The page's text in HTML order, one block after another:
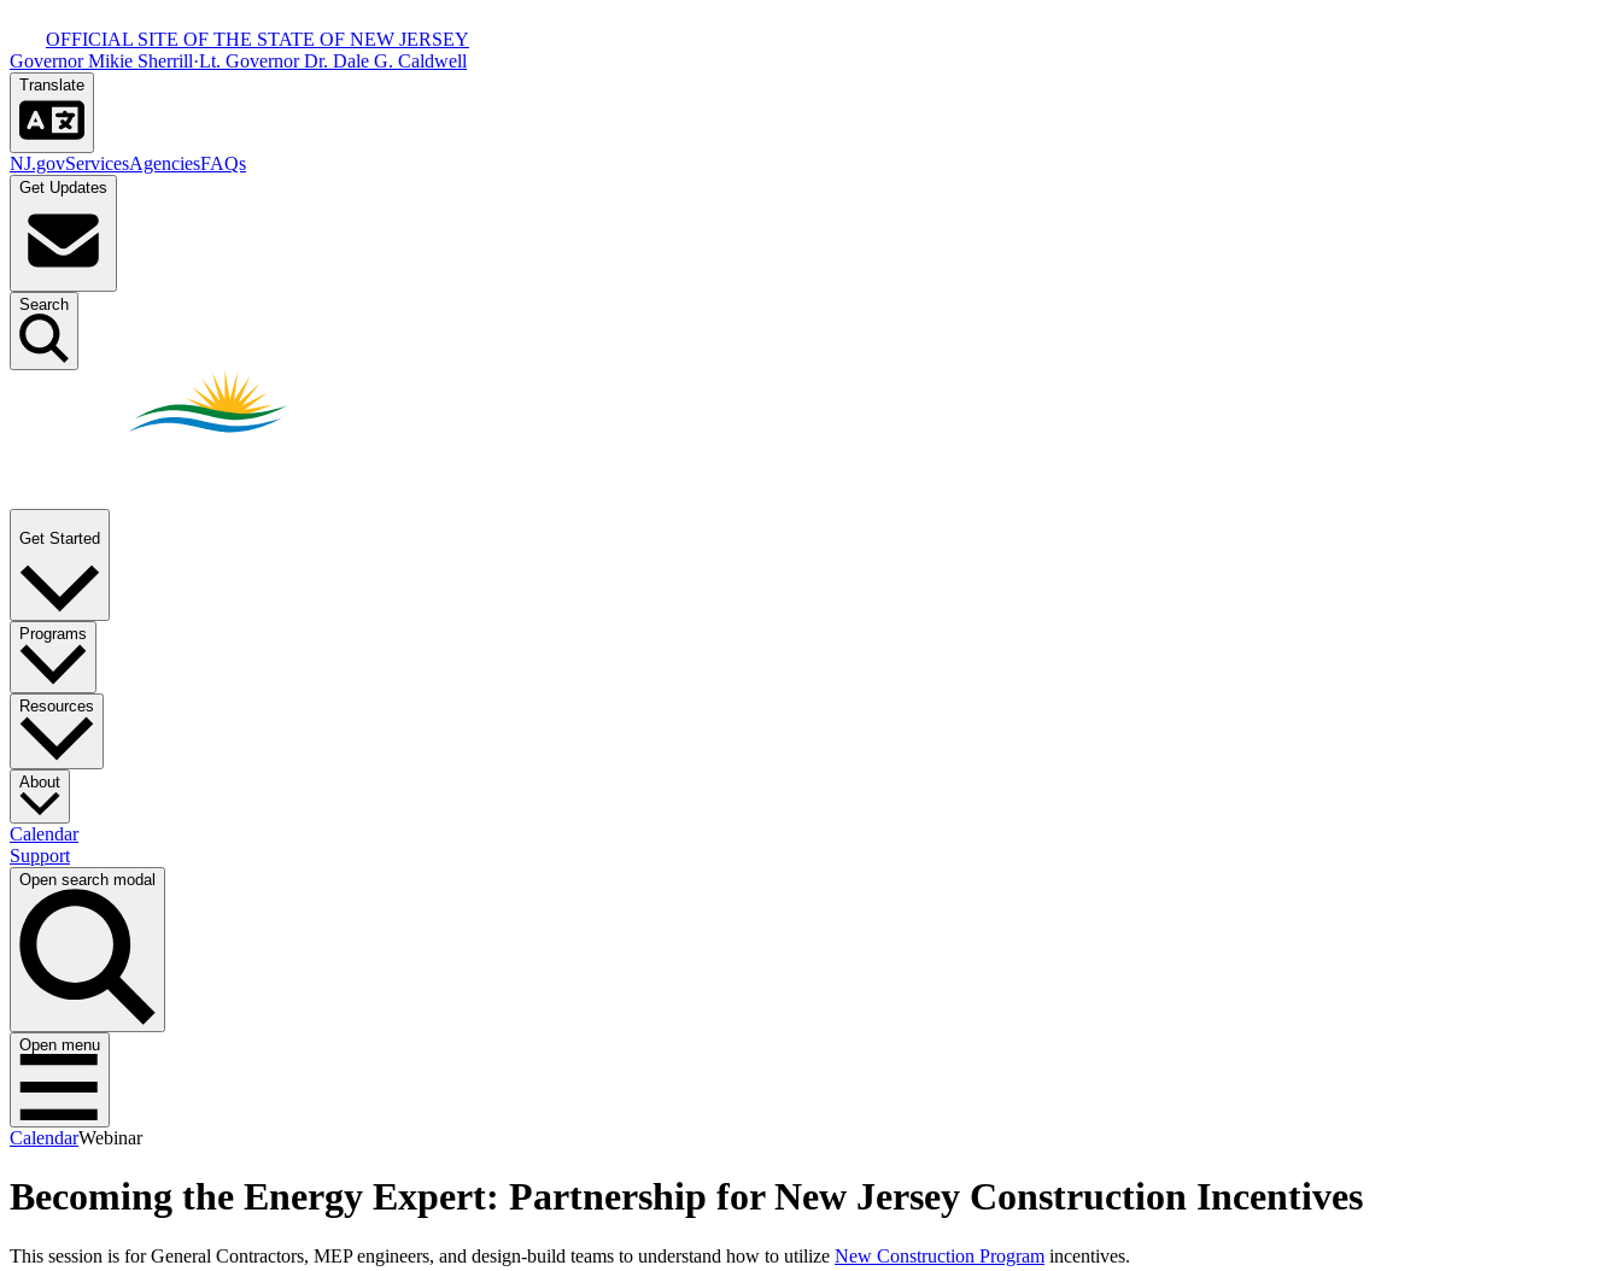
OFFICIAL SITE OF THE STATE OF NEW JERSEY​​​​‌ ‍ ​‍​‍‌‍ ‌ ​‍‌‍‍‌‌‍‌ ‌‍‍‌‌‍ ‍​‍​‍​ ‍‍​‍​‍‌ ​ ‌‍​‌‌‍ ‍‌‍‍‌‌ ‌​‌ ‍‌​‍ ‍‌‍‍‌‌‍ ​‍​‍​‍ ​​‍​‍‌‍‍​‌ ​‍‌‍‌‌‌‍‌‍​‍​‍​ ‍‍​‍​‍‌‍‍​‌ ‌​‌ ‌​‌ ​​​ ‍‍​‍ ​‍ ‌‍ ​‌‍ ‌‍​ ‌‍​‌‌‍ ​‌‍‍​‌‍ ‌ ​ ‌ ‌​​ ‍‍​ ​ ​ ​ ​ ​ ​ ​ ​‍ ‌‍‍‌‌‍ ‍‌ ‌​‌‍‌‌‌‍ ‍‌ ‌​​‍ ‌‍‌‌‌‍‌​‌‍‍‌‌ ‌​​‍ ‌‍ ‌‌‍ ‌‍‌​‌‍‌‌​ ‌‌ ​​‌ ​‍‌‍‌‌‌ ​ ‌‍‌‌‌‍ ‍‌ ‌​‌‍​‌‌ ‌​‌‍‍‌‌‍ ‌‍ ‍​ ‍ ‌‍‍‌‌‍‌​​ ‌‌‍ ‍‌‍‍‍‌​‌ ‌‍ ‌ ‌‍‌​ ​‌‍​‌‌ ‍‌‌‍ ‌ ‌‌‌ ‌​​ ‍ ‌ ‌​‌ ‍‌‌ ​​‌‍‌‌​ ‌‌‍ ‍‌‍‍‍‌‍ ​‌‍​‌‌ ‍‌‌‍ ‌ ‌‌‌ ‌​​ ‍ ‌ ​​‌‍​‌‌ ‌​‌‍‍​​ ‌‌‍‍​‌‍‌‌‌‍​‌‌‍‌​‌‍‌‌‌ ​‍​‍ ‍‌ ​ ‌‍‌‌‌‍​‌‌‍ ​​‍ ‍‌ ‌​‌‍‌‌‌ ‍​‌ ‌​​ ‌‍​‍‌‍​‌‌ ​ ‌‍‌‌‌‌‌‌‌ ​‍‌‍ ​​ ‌‌‍‍​‌ ‌​‌ ‌​‌ ​​​‍‌‌​ ​ ‌​​‌​‍‌‌​ ​‍‌​‌‍​‍‌‌​ ​‍‌​‌‍‌‍ ​‌‍ ‌‍​ ‌‍​‌‌‍ ​‌‍‍​‌‍ ‌ ​ ‌ ‌​​‍‌‌​ ​ ‌​​‌​ ​ ​ ​ ​ ​ ​ ​ ​‍‌‍‌‍‍‌‌‍‌​​ ‌‌‍ ‍‌‍‍‍‌​‌ ‌‍ ‌ ‌‍‌​ ​‌‍​‌‌ ‍‌‌‍ ‌ ‌‌‌ ‌​​‍‌‍‌ ‌​‌ ‍‌‌ ​​‌‍‌‌​ ‌‌‍ ‍‌‍‍‍‌‍ ​‌‍​‌‌ ‍‌‌‍ ‌ ‌‌‌ ‌​​‍‌‍‌ ​​‌‍​‌‌ ‌​‌‍‍​​ ‌‌‍‍​‌‍‌‌‌‍​‌‌‍‌​‌‍‌‌‌ ​‍​‍ ‍‌ ​ ‌‍‌‌‌‍​‌‌‍ ​​‍ ‍‌ ‌​‌‍‌‌‌ ‍​‌ ‌​​‍‌‍‌ ​​‌‍‌‌‌ ​‍‌ ​ ‌ ​​‌‍‌‌‌‍​ ‌ ‌​‌‍‍‌‌ ‌‍‌‍‌‌​ ‌‌ ​​‌ ‌‌‌‍​‍‌‍ ​‌‍‍‌‌ ​ ‌‍‍​‌‍‌‌‌‍‌​​‍​‍‌ ‌
Governor Mikie Sherrill​​​​‌ ‍ ​‍​‍‌‍ ‌ ​‍‌‍‍‌‌‍‌ ‌‍‍‌‌‍ ‍​‍​‍​ ‍‍​‍​‍‌ ​ ‌‍​‌‌‍ ‍‌‍‍‌‌ ‌​‌ ‍‌​‍ ‍‌‍‍‌‌‍ ​‍​‍​‍ ​​‍​‍‌‍‍​‌ ​‍‌‍‌‌‌‍‌‍​‍​‍​ ‍‍​‍​‍‌‍‍​‌ ‌​‌ ‌​‌ ​​​ ‍‍​‍ ​‍ ‌‍ ​‌‍ ‌‍​ ‌‍​‌‌‍ ​‌‍‍​‌‍ ‌ ​ ‌ ‌​​ ‍‍​ ​ ​ ​ ​ ​ ​ ​ ​‍ ‌‍‍‌‌‍ ‍‌ ‌​‌‍‌‌‌‍ ‍‌ ‌​​‍ ‌‍‌‌‌‍‌​‌‍‍‌‌ ‌​​‍ ‌‍ ‌‌‍ ‌‍‌​‌‍‌‌​ ‌‌ ​​‌ ​‍‌‍‌‌‌ ​ ‌‍‌‌‌‍ ‍‌ ‌​‌‍​‌‌ ‌​‌‍‍‌‌‍ ‌‍ ‍​ ‍ ‌‍‍‌‌‍‌​​ ‌‌‍ ‍‌‍‍‍‌​‌ ‌‍ ‌ ‌‍‌​ ​‌‍​‌‌ ‍‌‌‍ ‌ ‌‌‌ ‌​​ ‍ ‌ ‌​‌ ‍‌‌ ​​‌‍‌‌​ ‌‌‍ ‍‌‍‍‍‌‍ ​‌‍​‌‌ ‍‌‌‍ ‌ ‌‌‌ ‌​​ ‍ ‌ ​​‌‍​‌‌ ‌​‌‍‍​​ ‌‌‍‍​‌‍‌‌‌‍​‌‌‍‌​‌‍‌‌‌ ​‍​‍ ‍‌‍ ​‌‍‌‌‌‍​‌‌‍‌​‌‍‌‌‌ ​‍‌ ​ ​‍ ‍‌‍‌ ‌‍ ‌ ‌‍‌‍‌‌‌ ​‍‌‍ ‍‌‍ ‌ ​‍​ ‌‍​‍‌‍​‌‌ ​ ‌‍‌‌‌‌‌‌‌ ​‍‌‍ ​​ ‌‌‍‍​‌ ‌​‌ ‌​‌ ​​​‍‌‌​ ​ ‌​​‌​‍‌‌​ ​‍‌​‌‍​‍‌‌​ ​‍‌​‌‍‌‍ ​‌‍ ‌‍​ ‌‍​‌‌‍ ​‌‍‍​‌‍ ‌ ​ ‌ ‌​​‍‌‌​ ​ ‌​​‌​ ​ ​ ​ ​ ​ ​ ​ ​‍‌‍‌‍‍‌‌‍‌​​ ‌‌‍ ‍‌‍‍‍‌​‌ ‌‍ ‌ ‌‍‌​ ​‌‍​‌‌ ‍‌‌‍ ‌ ‌‌‌ ‌​​‍‌‍‌ ‌​‌ ‍‌‌ ​​‌‍‌‌​ ‌‌‍ ‍‌‍‍‍‌‍ ​‌‍​‌‌ ‍‌‌‍ ‌ ‌‌‌ ‌​​‍‌‍‌ ​​‌‍​‌‌ ‌​‌‍‍​​ ‌‌‍‍​‌‍‌‌‌‍​‌‌‍‌​‌‍‌‌‌ ​‍​‍ ‍‌‍ ​‌‍‌‌‌‍​‌‌‍‌​‌‍‌‌‌ ​‍‌ ​ ​‍ ‍‌‍‌ ‌‍ ‌ ‌‍‌‍‌‌‌ ​‍‌‍ ‍‌‍ ‌ ​‍​‍‌‍‌ ​​‌‍‌‌‌ ​‍‌ ​ ‌ ​​‌‍‌‌‌‍​ ‌ ‌​‌‍‍‌‌ ‌‍‌‍‌‌​ ‌‌ ​​‌ ‌‌‌‍​‍‌‍ ​‌‍‍‌‌ ​ ‌‍‍​‌‍‌‌‌‍‌​​‍​‍‌ ‌·Lt. Governor Dr. Dale G. Caldwell​​​​‌ ‍ ​‍​‍‌‍ ‌ ​‍‌‍‍‌‌‍‌ ‌‍‍‌‌‍ ‍​‍​‍​ ‍‍​‍​‍‌ ​ ‌‍​‌‌‍ ‍‌‍‍‌‌ ‌​‌ ‍‌​‍ ‍‌‍‍‌‌‍ ​‍​‍​‍ ​​‍​‍‌‍‍​‌ ​‍‌‍‌‌‌‍‌‍​‍​‍​ ‍‍​‍​‍‌‍‍​‌ ‌​‌ ‌​‌ ​​​ ‍‍​‍ ​‍ ‌‍ ​‌‍ ‌‍​ ‌‍​‌‌‍ ​‌‍‍​‌‍ ‌ ​ ‌ ‌​​ ‍‍​ ​ ​ ​ ​ ​ ​ ​ ​‍ ‌‍‍‌‌‍ ‍‌ ‌​‌‍‌‌‌‍ ‍‌ ‌​​‍ ‌‍‌‌‌‍‌​‌‍‍‌‌ ‌​​‍ ‌‍ ‌‌‍ ‌‍‌​‌‍‌‌​ ‌‌ ​​‌ ​‍‌‍‌‌‌ ​ ‌‍‌‌‌‍ ‍‌ ‌​‌‍​‌‌ ‌​‌‍‍‌‌‍ ‌‍ ‍​ ‍ ‌‍‍‌‌‍‌​​ ‌‌‍ ‍‌‍‍‍‌​‌ ‌‍ ‌ ‌‍‌​ ​‌‍​‌‌ ‍‌‌‍ ‌ ‌‌‌ ‌​​ ‍ ‌ ‌​‌ ‍‌‌ ​​‌‍‌‌​ ‌‌‍ ‍‌‍‍‍‌‍ ​‌‍​‌‌ ‍‌‌‍ ‌ ‌‌‌ ‌​​ ‍ ‌ ​​‌‍​‌‌ ‌​‌‍‍​​ ‌‌‍‍​‌‍‌‌‌‍​‌‌‍‌​‌‍‌‌‌ ​‍​‍ ‍‌‍ ​‌‍‌‌‌‍​‌‌‍‌​‌‍‌‌‌ ​‍‌ ​ ​‍ ‍‌‍ ​‌ ‌​‌​‌ ‌‍ ‌ ‌‍‌‍‌‌‌ ​‍‌‍ ‍‌‍ ‌ ​‍​ ‌‍​‍‌‍​‌‌ ​ ‌‍‌‌‌‌‌‌‌ ​‍‌‍ ​​ ‌‌‍‍​‌ ‌​‌ ‌​‌ ​​​‍‌‌​ ​ ‌​​‌​‍‌‌​ ​‍‌​‌‍​‍‌‌​ ​‍‌​‌‍‌‍ ​‌‍ ‌‍​ ‌‍​‌‌‍ ​‌‍‍​‌‍ ‌ ​ ‌ ‌​​‍‌‌​ ​ ‌​​‌​ ​ ​ ​ ​ ​ ​ ​ ​‍‌‍‌‍‍‌‌‍‌​​ ‌‌‍ ‍‌‍‍‍‌​‌ ‌‍ ‌ ‌‍‌​ ​‌‍​‌‌ ‍‌‌‍ ‌ ‌‌‌ ‌​​‍‌‍‌ ‌​‌ ‍‌‌ ​​‌‍‌‌​ ‌‌‍ ‍‌‍‍‍‌‍ ​‌‍​‌‌ ‍‌‌‍ ‌ ‌‌‌ ‌​​‍‌‍‌ ​​‌‍​‌‌ ‌​‌‍‍​​ ‌‌‍‍​‌‍‌‌‌‍​‌‌‍‌​‌‍‌‌‌ ​‍​‍ ‍‌‍ ​‌‍‌‌‌‍​‌‌‍‌​‌‍‌‌‌ ​‍‌ ​ ​‍ ‍‌‍ ​‌ ‌​‌​‌ ‌‍ ‌ ‌‍‌‍‌‌‌ ​‍‌‍ ‍‌‍ ‌ ​‍​‍‌‍‌ ​​‌‍‌‌‌ ​‍‌ ​ ‌ ​​‌‍‌‌‌‍​ ‌ ‌​‌‍‍‌‌ ‌‍‌‍‌‌​ ‌‌ ​​‌ ‌‌‌‍​‍‌‍ ​‌‍‍‌‌ ​ ‌‍‍​‌‍‌‌‌‍‌​​‍​‍‌ ‌
Translate​​​​‌ ‍ ​‍​‍‌‍ ‌ ​‍‌‍‍‌‌‍‌ ‌‍‍‌‌‍ ‍​‍​‍​ ‍‍​‍​‍‌ ​ ‌‍​‌‌‍ ‍‌‍‍‌‌ ‌​‌ ‍‌​‍ ‍‌‍‍‌‌‍ ​‍​‍​‍ ​​‍​‍‌‍‍​‌ ​‍‌‍‌‌‌‍‌‍​‍​‍​ ‍‍​‍​‍‌‍‍​‌ ‌​‌ ‌​‌ ​​​ ‍‍​‍ ​‍ ‌‍ ​‌‍ ‌‍​ ‌‍​‌‌‍ ​‌‍‍​‌‍ ‌ ​ ‌ ‌​​ ‍‍​ ​ ​ ​ ​ ​ ​ ​ ​‍ ‌‍‍‌‌‍ ‍‌ ‌​‌‍‌‌‌‍ ‍‌ ‌​​‍ ‌‍‌‌‌‍‌​‌‍‍‌‌ ‌​​‍ ‌‍ ‌‌‍ ‌‍‌​‌‍‌‌​ ‌‌ ​​‌ ​‍‌‍‌‌‌ ​ ‌‍‌‌‌‍ ‍‌ ‌​‌‍​‌‌ ‌​‌‍‍‌‌‍ ‌‍ ‍​ ‍ ‌‍‍‌‌‍‌​​ ‌‌‍ ‍‌‍‍‍‌​‌ ‌‍ ‌ ‌‍‌​ ​‌‍​‌‌ ‍‌‌‍ ‌ ‌‌‌ ‌​​ ‍ ‌ ‌​‌ ‍‌‌ ​​‌‍‌‌​ ‌‌‍ ‍‌‍‍‍‌‍ ​‌‍​‌‌ ‍‌‌‍ ‌ ‌‌‌ ‌​​ ‍ ‌ ​​‌‍​‌‌ ‌​‌‍‍​​ ‌‌‍‍​‌‍‌‌‌‍​‌‌‍‌​‌‍‌‌‌ ​‍​‍ ‍‌ ‌​‌ ​‍‌‍​‌‌‍ ‍‌ ​ ‌‍ ​‌‍​‌‌ ‌​‌‍‍‌‌‍ ‌‍ ‍‌ ​ ​‍ ‍‌‍​‍‌ ‌​‌‍ ‍​ ‌‍​‍‌‍​‌‌ ​ ‌‍‌‌‌‌‌‌‌ ​‍‌‍ ​​ ‌‌‍‍​‌ ‌​‌ ‌​‌ ​​​‍‌‌​ ​ ‌​​‌​‍‌‌​ ​‍‌​‌‍​‍‌‌​ ​‍‌​‌‍‌‍ ​‌‍ ‌‍​ ‌‍​‌‌‍ ​‌‍‍​‌‍ ‌ ​ ‌ ‌​​‍‌‌​ ​ ‌​​‌​ ​ ​ ​ ​ ​ ​ ​ ​‍‌‍‌‍‍‌‌‍‌​​ ‌‌‍ ‍‌‍‍‍‌​‌ ‌‍ ‌ ‌‍‌​ ​‌‍​‌‌ ‍‌‌‍ ‌ ‌‌‌ ‌​​‍‌‍‌ ‌​‌ ‍‌‌ ​​‌‍‌‌​ ‌‌‍ ‍‌‍‍‍‌‍ ​‌‍​‌‌ ‍‌‌‍ ‌ ‌‌‌ ‌​​‍‌‍‌ ​​‌‍​‌‌ ‌​‌‍‍​​ ‌‌‍‍​‌‍‌‌‌‍​‌‌‍‌​‌‍‌‌‌ ​‍​‍ ‍‌ ‌​‌ ​‍‌‍​‌‌‍ ‍‌ ​ ‌‍ ​‌‍​‌‌ ‌​‌‍‍‌‌‍ ‌‍ ‍‌ ​ ​‍ ‍‌‍​‍‌ ‌​‌‍ ‍​‍‌‍‌ ​​‌‍‌‌‌ ​‍‌ ​ ‌ ​​‌‍‌‌‌‍​ ‌ ‌​‌‍‍‌‌ ‌‍‌‍‌‌​ ‌‌ ​​‌ ‌‌‌‍​‍‌‍ ​‌‍‍‌‌ ​ ‌‍‍​‌‍‌‌‌‍‌​​‍​‍‌ ‌
NJ.gov​​​​‌ ‍ ​‍​‍‌‍ ‌ ​‍‌‍‍‌‌‍‌ ‌‍‍‌‌‍ ‍​‍​‍​ ‍‍​‍​‍‌ ​ ‌‍​‌‌‍ ‍‌‍‍‌‌ ‌​‌ ‍‌​‍ ‍‌‍‍‌‌‍ ​‍​‍​‍ ​​‍​‍‌‍‍​‌ ​‍‌‍‌‌‌‍‌‍​‍​‍​ ‍‍​‍​‍‌‍‍​‌ ‌​‌ ‌​‌ ​​​ ‍‍​‍ ​‍ ‌‍ ​‌‍ ‌‍​ ‌‍​‌‌‍ ​‌‍‍​‌‍ ‌ ​ ‌ ‌​​ ‍‍​ ​ ​ ​ ​ ​ ​ ​ ​‍ ‌‍‍‌‌‍ ‍‌ ‌​‌‍‌‌‌‍ ‍‌ ‌​​‍ ‌‍‌‌‌‍‌​‌‍‍‌‌ ‌​​‍ ‌‍ ‌‌‍ ‌‍‌​‌‍‌‌​ ‌‌ ​​‌ ​‍‌‍‌‌‌ ​ ‌‍‌‌‌‍ ‍‌ ‌​‌‍​‌‌ ‌​‌‍‍‌‌‍ ‌‍ ‍​ ‍ ‌‍‍‌‌‍‌​​ ‌‌‍ ‍‌‍‍‍‌​‌ ‌‍ ‌ ‌‍‌​ ​‌‍​‌‌ ‍‌‌‍ ‌ ‌‌‌ ‌​​ ‍ ‌ ‌​‌ ‍‌‌ ​​‌‍‌‌​ ‌‌‍ ‍‌‍‍‍‌‍ ​‌‍​‌‌ ‍‌‌‍ ‌ ‌‌‌ ‌​​ ‍ ‌ ​​‌‍​‌‌ ‌​‌‍‍​​ ‌‌‍‍​‌‍‌‌‌‍​‌‌‍‌​‌‍‌‌‌ ​‍​‍ ‍‌‍ ​‌‍‍‌‌‍ ‍‌‍‍ ‌ ​ ​‍‌‌​ ‌‌‌​​‍‌‌ ‌‍‍ ‌‍‌‌‌ ‍‌​‍‌‌​ ​ ‌​‌​​‍‌‌​ ​ ‌​‌​​‍‌‌​ ​‍​ ​‍​ ​‍‌‍‌‍‌‍​ ‌‍​ ​ ​ ‌‍​‍​ ‍​‌‍‌‌​ ​​​ ​ ‌‍​‍​ ​​​‍‌‌​ ​‍​ ​‍​‍‌‌​ ‌‌‌​‌​​‍ ‍‌ ‌​‌‍‌‌‌ ‍​‌ ‌​​ ‌‍​‍‌‍​‌‌ ​ ‌‍‌‌‌‌‌‌‌ ​‍‌‍ ​​ ‌‌‍‍​‌ ‌​‌ ‌​‌ ​​​‍‌‌​ ​ ‌​​‌​‍‌‌​ ​‍‌​‌‍​‍‌‌​ ​‍‌​‌‍‌‍ ​‌‍ ‌‍​ ‌‍​‌‌‍ ​‌‍‍​‌‍ ‌ ​ ‌ ‌​​‍‌‌​ ​ ‌​​‌​ ​ ​ ​ ​ ​ ​ ​ ​‍‌‍‌‍‍‌‌‍‌​​ ‌‌‍ ‍‌‍‍‍‌​‌ ‌‍ ‌ ‌‍‌​ ​‌‍​‌‌ ‍‌‌‍ ‌ ‌‌‌ ‌​​‍‌‍‌ ‌​‌ ‍‌‌ ​​‌‍‌‌​ ‌‌‍ ‍‌‍‍‍‌‍ ​‌‍​‌‌ ‍‌‌‍ ‌ ‌‌‌ ‌​​‍‌‍‌ ​​‌‍​‌‌ ‌​‌‍‍​​ ‌‌‍‍​‌‍‌‌‌‍​‌‌‍‌​‌‍‌‌‌ ​‍​‍ ‍‌‍ ​‌‍‍‌‌‍ ‍‌‍‍ ‌ ​ ​‍‌‌​ ‌‌‌​​‍‌‌ ‌‍‍ ‌‍‌‌‌ ‍‌​‍‌‌​ ​ ‌​‌​​‍‌‌​ ​ ‌​‌​​‍‌‌​ ​‍​ ​‍​ ​‍‌‍‌‍‌‍​ ‌‍​ ​ ​ ‌‍​‍​ ‍​‌‍‌‌​ ​​​ ​ ‌‍​‍​ ​​​‍‌‌​ ​‍​ ​‍​‍‌‌​ ‌‌‌​‌​​‍ ‍‌ ‌​‌‍‌‌‌ ‍​‌ ‌​​‍‌‍‌ ​​‌‍‌‌‌ ​‍‌ ​ ‌ ​​‌‍‌‌‌‍​ ‌ ‌​‌‍‍‌‌ ‌‍‌‍‌‌​ ‌‌ ​​‌ ‌‌‌‍​‍‌‍ ​‌‍‍‌‌ ​ ‌‍‍​‌‍‌‌‌‍‌​​‍​‍‌ ‌Services​​​​‌ ‍ ​‍​‍‌‍ ‌ ​‍‌‍‍‌‌‍‌ ‌‍‍‌‌‍ ‍​‍​‍​ ‍‍​‍​‍‌ ​ ‌‍​‌‌‍ ‍‌‍‍‌‌ ‌​‌ ‍‌​‍ ‍‌‍‍‌‌‍ ​‍​‍​‍ ​​‍​‍‌‍‍​‌ ​‍‌‍‌‌‌‍‌‍​‍​‍​ ‍‍​‍​‍‌‍‍​‌ ‌​‌ ‌​‌ ​​​ ‍‍​‍ ​‍ ‌‍ ​‌‍ ‌‍​ ‌‍​‌‌‍ ​‌‍‍​‌‍ ‌ ​ ‌ ‌​​ ‍‍​ ​ ​ ​ ​ ​ ​ ​ ​‍ ‌‍‍‌‌‍ ‍‌ ‌​‌‍‌‌‌‍ ‍‌ ‌​​‍ ‌‍‌‌‌‍‌​‌‍‍‌‌ ‌​​‍ ‌‍ ‌‌‍ ‌‍‌​‌‍‌‌​ ‌‌ ​​‌ ​‍‌‍‌‌‌ ​ ‌‍‌‌‌‍ ‍‌ ‌​‌‍​‌‌ ‌​‌‍‍‌‌‍ ‌‍ ‍​ ‍ ‌‍‍‌‌‍‌​​ ‌‌‍ ‍‌‍‍‍‌​‌ ‌‍ ‌ ‌‍‌​ ​‌‍​‌‌ ‍‌‌‍ ‌ ‌‌‌ ‌​​ ‍ ‌ ‌​‌ ‍‌‌ ​​‌‍‌‌​ ‌‌‍ ‍‌‍‍‍‌‍ ​‌‍​‌‌ ‍‌‌‍ ‌ ‌‌‌ ‌​​ ‍ ‌ ​​‌‍​‌‌ ‌​‌‍‍​​ ‌‌‍‍​‌‍‌‌‌‍​‌‌‍‌​‌‍‌‌‌ ​‍​‍ ‍‌‍ ​‌‍‍‌‌‍ ‍‌‍‍ ‌ ​ ​‍‌‌​ ‌‌‌​​‍‌‌ ‌‍‍ ‌‍‌‌‌ ‍‌​‍‌‌​ ​ ‌​‌​​‍‌‌​ ​ ‌​‌​​‍‌‌​ ​‍​ ​‍​ ​‍​ ‍​​ ‌ ​ ‍‌​ ​‍‌‍​ ‌‍​ ‌‍‌‍​ ​ ​ ‌ ​ ‌​​ ‌​​‍‌‌​ ​‍​ ​‍​‍‌‌​ ‌‌‌​‌​​‍ ‍‌ ‌​‌‍‌‌‌ ‍​‌ ‌​​ ‌‍​‍‌‍​‌‌ ​ ‌‍‌‌‌‌‌‌‌ ​‍‌‍ ​​ ‌‌‍‍​‌ ‌​‌ ‌​‌ ​​​‍‌‌​ ​ ‌​​‌​‍‌‌​ ​‍‌​‌‍​‍‌‌​ ​‍‌​‌‍‌‍ ​‌‍ ‌‍​ ‌‍​‌‌‍ ​‌‍‍​‌‍ ‌ ​ ‌ ‌​​‍‌‌​ ​ ‌​​‌​ ​ ​ ​ ​ ​ ​ ​ ​‍‌‍‌‍‍‌‌‍‌​​ ‌‌‍ ‍‌‍‍‍‌​‌ ‌‍ ‌ ‌‍‌​ ​‌‍​‌‌ ‍‌‌‍ ‌ ‌‌‌ ‌​​‍‌‍‌ ‌​‌ ‍‌‌ ​​‌‍‌‌​ ‌‌‍ ‍‌‍‍‍‌‍ ​‌‍​‌‌ ‍‌‌‍ ‌ ‌‌‌ ‌​​‍‌‍‌ ​​‌‍​‌‌ ‌​‌‍‍​​ ‌‌‍‍​‌‍‌‌‌‍​‌‌‍‌​‌‍‌‌‌ ​‍​‍ ‍‌‍ ​‌‍‍‌‌‍ ‍‌‍‍ ‌ ​ ​‍‌‌​ ‌‌‌​​‍‌‌ ‌‍‍ ‌‍‌‌‌ ‍‌​‍‌‌​ ​ ‌​‌​​‍‌‌​ ​ ‌​‌​​‍‌‌​ ​‍​ ​‍​ ​‍​ ‍​​ ‌ ​ ‍‌​ ​‍‌‍​ ‌‍​ ‌‍‌‍​ ​ ​ ‌ ​ ‌​​ ‌​​‍‌‌​ ​‍​ ​‍​‍‌‌​ ‌‌‌​‌​​‍ ‍‌ ‌​‌‍‌‌‌ ‍​‌ ‌​​‍‌‍‌ ​​‌‍‌‌‌ ​‍‌ ​ ‌ ​​‌‍‌‌‌‍​ ‌ ‌​‌‍‍‌‌ ‌‍‌‍‌‌​ ‌‌ ​​‌ ‌‌‌‍​‍‌‍ ​‌‍‍‌‌ ​ ‌‍‍​‌‍‌‌‌‍‌​​‍​‍‌ ‌Agencies​​​​‌ ‍ ​‍​‍‌‍ ‌ ​‍‌‍‍‌‌‍‌ ‌‍‍‌‌‍ ‍​‍​‍​ ‍‍​‍​‍‌ ​ ‌‍​‌‌‍ ‍‌‍‍‌‌ ‌​‌ ‍‌​‍ ‍‌‍‍‌‌‍ ​‍​‍​‍ ​​‍​‍‌‍‍​‌ ​‍‌‍‌‌‌‍‌‍​‍​‍​ ‍‍​‍​‍‌‍‍​‌ ‌​‌ ‌​‌ ​​​ ‍‍​‍ ​‍ ‌‍ ​‌‍ ‌‍​ ‌‍​‌‌‍ ​‌‍‍​‌‍ ‌ ​ ‌ ‌​​ ‍‍​ ​ ​ ​ ​ ​ ​ ​ ​‍ ‌‍‍‌‌‍ ‍‌ ‌​‌‍‌‌‌‍ ‍‌ ‌​​‍ ‌‍‌‌‌‍‌​‌‍‍‌‌ ‌​​‍ ‌‍ ‌‌‍ ‌‍‌​‌‍‌‌​ ‌‌ ​​‌ ​‍‌‍‌‌‌ ​ ‌‍‌‌‌‍ ‍‌ ‌​‌‍​‌‌ ‌​‌‍‍‌‌‍ ‌‍ ‍​ ‍ ‌‍‍‌‌‍‌​​ ‌‌‍ ‍‌‍‍‍‌​‌ ‌‍ ‌ ‌‍‌​ ​‌‍​‌‌ ‍‌‌‍ ‌ ‌‌‌ ‌​​ ‍ ‌ ‌​‌ ‍‌‌ ​​‌‍‌‌​ ‌‌‍ ‍‌‍‍‍‌‍ ​‌‍​‌‌ ‍‌‌‍ ‌ ‌‌‌ ‌​​ ‍ ‌ ​​‌‍​‌‌ ‌​‌‍‍​​ ‌‌‍‍​‌‍‌‌‌‍​‌‌‍‌​‌‍‌‌‌ ​‍​‍ ‍‌‍ ​‌‍‍‌‌‍ ‍‌‍‍ ‌ ​ ​‍‌‌​ ‌‌‌​​‍‌‌ ‌‍‍ ‌‍‌‌‌ ‍‌​‍‌‌​ ​ ‌​‌​​‍‌‌​ ​ ‌​‌​​‍‌‌​ ​‍​ ​‍​ ‌ ‌‍‌​​ ​‌‌‍‌‍​ ​ ​ ​​‌‍​ ‌‍​‍​ ‌ ‌‍‌​​ ‍​​ ​ ​‍‌‌​ ​‍​ ​‍​‍‌‌​ ‌‌‌​‌​​‍ ‍‌ ‌​‌‍‌‌‌ ‍​‌ ‌​​ ‌‍​‍‌‍​‌‌ ​ ‌‍‌‌‌‌‌‌‌ ​‍‌‍ ​​ ‌‌‍‍​‌ ‌​‌ ‌​‌ ​​​‍‌‌​ ​ ‌​​‌​‍‌‌​ ​‍‌​‌‍​‍‌‌​ ​‍‌​‌‍‌‍ ​‌‍ ‌‍​ ‌‍​‌‌‍ ​‌‍‍​‌‍ ‌ ​ ‌ ‌​​‍‌‌​ ​ ‌​​‌​ ​ ​ ​ ​ ​ ​ ​ ​‍‌‍‌‍‍‌‌‍‌​​ ‌‌‍ ‍‌‍‍‍‌​‌ ‌‍ ‌ ‌‍‌​ ​‌‍​‌‌ ‍‌‌‍ ‌ ‌‌‌ ‌​​‍‌‍‌ ‌​‌ ‍‌‌ ​​‌‍‌‌​ ‌‌‍ ‍‌‍‍‍‌‍ ​‌‍​‌‌ ‍‌‌‍ ‌ ‌‌‌ ‌​​‍‌‍‌ ​​‌‍​‌‌ ‌​‌‍‍​​ ‌‌‍‍​‌‍‌‌‌‍​‌‌‍‌​‌‍‌‌‌ ​‍​‍ ‍‌‍ ​‌‍‍‌‌‍ ‍‌‍‍ ‌ ​ ​‍‌‌​ ‌‌‌​​‍‌‌ ‌‍‍ ‌‍‌‌‌ ‍‌​‍‌‌​ ​ ‌​‌​​‍‌‌​ ​ ‌​‌​​‍‌‌​ ​‍​ ​‍​ ‌ ‌‍‌​​ ​‌‌‍‌‍​ ​ ​ ​​‌‍​ ‌‍​‍​ ‌ ‌‍‌​​ ‍​​ ​ ​‍‌‌​ ​‍​ ​‍​‍‌‌​ ‌‌‌​‌​​‍ ‍‌ ‌​‌‍‌‌‌ ‍​‌ ‌​​‍‌‍‌ ​​‌‍‌‌‌ ​‍‌ ​ ‌ ​​‌‍‌‌‌‍​ ‌ ‌​‌‍‍‌‌ ‌‍‌‍‌‌​ ‌‌ ​​‌ ‌‌‌‍​‍‌‍ ​‌‍‍‌‌ ​ ‌‍‍​‌‍‌‌‌‍‌​​‍​‍‌ ‌FAQs​​​​‌ ‍ ​‍​‍‌‍ ‌ ​‍‌‍‍‌‌‍‌ ‌‍‍‌‌‍ ‍​‍​‍​ ‍‍​‍​‍‌ ​ ‌‍​‌‌‍ ‍‌‍‍‌‌ ‌​‌ ‍‌​‍ ‍‌‍‍‌‌‍ ​‍​‍​‍ ​​‍​‍‌‍‍​‌ ​‍‌‍‌‌‌‍‌‍​‍​‍​ ‍‍​‍​‍‌‍‍​‌ ‌​‌ ‌​‌ ​​​ ‍‍​‍ ​‍ ‌‍ ​‌‍ ‌‍​ ‌‍​‌‌‍ ​‌‍‍​‌‍ ‌ ​ ‌ ‌​​ ‍‍​ ​ ​ ​ ​ ​ ​ ​ ​‍ ‌‍‍‌‌‍ ‍‌ ‌​‌‍‌‌‌‍ ‍‌ ‌​​‍ ‌‍‌‌‌‍‌​‌‍‍‌‌ ‌​​‍ ‌‍ ‌‌‍ ‌‍‌​‌‍‌‌​ ‌‌ ​​‌ ​‍‌‍‌‌‌ ​ ‌‍‌‌‌‍ ‍‌ ‌​‌‍​‌‌ ‌​‌‍‍‌‌‍ ‌‍ ‍​ ‍ ‌‍‍‌‌‍‌​​ ‌‌‍ ‍‌‍‍‍‌​‌ ‌‍ ‌ ‌‍‌​ ​‌‍​‌‌ ‍‌‌‍ ‌ ‌‌‌ ‌​​ ‍ ‌ ‌​‌ ‍‌‌ ​​‌‍‌‌​ ‌‌‍ ‍‌‍‍‍‌‍ ​‌‍​‌‌ ‍‌‌‍ ‌ ‌‌‌ ‌​​ ‍ ‌ ​​‌‍​‌‌ ‌​‌‍‍​​ ‌‌‍‍​‌‍‌‌‌‍​‌‌‍‌​‌‍‌‌‌ ​‍​‍ ‍‌‍ ​‌‍‍‌‌‍ ‍‌‍‍ ‌ ​ ​‍‌‌​ ‌‌‌​​‍‌‌ ‌‍‍ ‌‍‌‌‌ ‍‌​‍‌‌​ ​ ‌​‌​​‍‌‌​ ​ ‌​‌​​‍‌‌​ ​‍​ ​‍‌‍​ ​ ‌‍​ ‍​‌‍​ ‌‍​‍​ ​‌​ ​​​ ‌‌‌‍​ ​ ‌‌​ ​‌‌‍​‍​‍‌‌​ ​‍​ ​‍​‍‌‌​ ‌‌‌​‌​​‍ ‍‌ ‌​‌‍‌‌‌ ‍​‌ ‌​​ ‌‍​‍‌‍​‌‌ ​ ‌‍‌‌‌‌‌‌‌ ​‍‌‍ ​​ ‌‌‍‍​‌ ‌​‌ ‌​‌ ​​​‍‌‌​ ​ ‌​​‌​‍‌‌​ ​‍‌​‌‍​‍‌‌​ ​‍‌​‌‍‌‍ ​‌‍ ‌‍​ ‌‍​‌‌‍ ​‌‍‍​‌‍ ‌ ​ ‌ ‌​​‍‌‌​ ​ ‌​​‌​ ​ ​ ​ ​ ​ ​ ​ ​‍‌‍‌‍‍‌‌‍‌​​ ‌‌‍ ‍‌‍‍‍‌​‌ ‌‍ ‌ ‌‍‌​ ​‌‍​‌‌ ‍‌‌‍ ‌ ‌‌‌ ‌​​‍‌‍‌ ‌​‌ ‍‌‌ ​​‌‍‌‌​ ‌‌‍ ‍‌‍‍‍‌‍ ​‌‍​‌‌ ‍‌‌‍ ‌ ‌‌‌ ‌​​‍‌‍‌ ​​‌‍​‌‌ ‌​‌‍‍​​ ‌‌‍‍​‌‍‌‌‌‍​‌‌‍‌​‌‍‌‌‌ ​‍​‍ ‍‌‍ ​‌‍‍‌‌‍ ‍‌‍‍ ‌ ​ ​‍‌‌​ ‌‌‌​​‍‌‌ ‌‍‍ ‌‍‌‌‌ ‍‌​‍‌‌​ ​ ‌​‌​​‍‌‌​ ​ ‌​‌​​‍‌‌​ ​‍​ ​‍‌‍​ ​ ‌‍​ ‍​‌‍​ ‌‍​‍​ ​‌​ ​​​ ‌‌‌‍​ ​ ‌‌​ ​‌‌‍​‍​‍‌‌​ ​‍​ ​‍​‍‌‌​ ‌‌‌​‌​​‍ ‍‌ ‌​‌‍‌‌‌ ‍​‌ ‌​​‍‌‍‌ ​​‌‍‌‌‌ ​‍‌ ​ ‌ ​​‌‍‌‌‌‍​ ‌ ‌​‌‍‍‌‌ ‌‍‌‍‌‌​ ‌‌ ​​‌ ‌‌‌‍​‍‌‍ ​‌‍‍‌‌ ​ ‌‍‍​‌‍‌‌‌‍‌​​‍​‍‌ ‌
Get Updates​​​​‌ ‍ ​‍​‍‌‍ ‌ ​‍‌‍‍‌‌‍‌ ‌‍‍‌‌‍ ‍​‍​‍​ ‍‍​‍​‍‌ ​ ‌‍​‌‌‍ ‍‌‍‍‌‌ ‌​‌ ‍‌​‍ ‍‌‍‍‌‌‍ ​‍​‍​‍ ​​‍​‍‌‍‍​‌ ​‍‌‍‌‌‌‍‌‍​‍​‍​ ‍‍​‍​‍‌‍‍​‌ ‌​‌ ‌​‌ ​​​ ‍‍​‍ ​‍ ‌‍ ​‌‍ ‌‍​ ‌‍​‌‌‍ ​‌‍‍​‌‍ ‌ ​ ‌ ‌​​ ‍‍​ ​ ​ ​ ​ ​ ​ ​ ​‍ ‌‍‍‌‌‍ ‍‌ ‌​‌‍‌‌‌‍ ‍‌ ‌​​‍ ‌‍‌‌‌‍‌​‌‍‍‌‌ ‌​​‍ ‌‍ ‌‌‍ ‌‍‌​‌‍‌‌​ ‌‌ ​​‌ ​‍‌‍‌‌‌ ​ ‌‍‌‌‌‍ ‍‌ ‌​‌‍​‌‌ ‌​‌‍‍‌‌‍ ‌‍ ‍​ ‍ ‌‍‍‌‌‍‌​​ ‌‌‍ ‍‌‍‍‍‌​‌ ‌‍ ‌ ‌‍‌​ ​‌‍​‌‌ ‍‌‌‍ ‌ ‌‌‌ ‌​​ ‍ ‌ ‌​‌ ‍‌‌ ​​‌‍‌‌​ ‌‌‍ ‍‌‍‍‍‌‍ ​‌‍​‌‌ ‍‌‌‍ ‌ ‌‌‌ ‌​​ ‍ ‌ ​​‌‍​‌‌ ‌​‌‍‍​​ ‌‌‍‍​‌‍‌‌‌‍​‌‌‍‌​‌‍‌‌‌ ​‍​‍ ‍‌‍ ‍‌‍‌‌‌ ‌ ‌ ​ ‌‍ ​‌‍‌‌‌ ‌​‌ ‌​‌‍‌‌‌ ​‍​‍ ‍‌‍​‍‌ ‌​‌‍ ‍​ ‌‍​‍‌‍​‌‌ ​ ‌‍‌‌‌‌‌‌‌ ​‍‌‍ ​​ ‌‌‍‍​‌ ‌​‌ ‌​‌ ​​​‍‌‌​ ​ ‌​​‌​‍‌‌​ ​‍‌​‌‍​‍‌‌​ ​‍‌​‌‍‌‍ ​‌‍ ‌‍​ ‌‍​‌‌‍ ​‌‍‍​‌‍ ‌ ​ ‌ ‌​​‍‌‌​ ​ ‌​​‌​ ​ ​ ​ ​ ​ ​ ​ ​‍‌‍‌‍‍‌‌‍‌​​ ‌‌‍ ‍‌‍‍‍‌​‌ ‌‍ ‌ ‌‍‌​ ​‌‍​‌‌ ‍‌‌‍ ‌ ‌‌‌ ‌​​‍‌‍‌ ‌​‌ ‍‌‌ ​​‌‍‌‌​ ‌‌‍ ‍‌‍‍‍‌‍ ​‌‍​‌‌ ‍‌‌‍ ‌ ‌‌‌ ‌​​‍‌‍‌ ​​‌‍​‌‌ ‌​‌‍‍​​ ‌‌‍‍​‌‍‌‌‌‍​‌‌‍‌​‌‍‌‌‌ ​‍​‍ ‍‌‍ ‍‌‍‌‌‌ ‌ ‌ ​ ‌‍ ​‌‍‌‌‌ ‌​‌ ‌​‌‍‌‌‌ ​‍​‍ ‍‌‍​‍‌ ‌​‌‍ ‍​‍‌‍‌ ​​‌‍‌‌‌ ​‍‌ ​ ‌ ​​‌‍‌‌‌‍​ ‌ ‌​‌‍‍‌‌ ‌‍‌‍‌‌​ ‌‌ ​​‌ ‌‌‌‍​‍‌‍ ​‌‍‍‌‌ ​ ‌‍‍​‌‍‌‌‌‍‌​​‍​‍‌ ‌
Search​​​​‌ ‍ ​‍​‍‌‍ ‌ ​‍‌‍‍‌‌‍‌ ‌‍‍‌‌‍ ‍​‍​‍​ ‍‍​‍​‍‌ ​ ‌‍​‌‌‍ ‍‌‍‍‌‌ ‌​‌ ‍‌​‍ ‍‌‍‍‌‌‍ ​‍​‍​‍ ​​‍​‍‌‍‍​‌ ​‍‌‍‌‌‌‍‌‍​‍​‍​ ‍‍​‍​‍‌‍‍​‌ ‌​‌ ‌​‌ ​​​ ‍‍​‍ ​‍ ‌‍ ​‌‍ ‌‍​ ‌‍​‌‌‍ ​‌‍‍​‌‍ ‌ ​ ‌ ‌​​ ‍‍​ ​ ​ ​ ​ ​ ​ ​ ​‍ ‌‍‍‌‌‍ ‍‌ ‌​‌‍‌‌‌‍ ‍‌ ‌​​‍ ‌‍‌‌‌‍‌​‌‍‍‌‌ ‌​​‍ ‌‍ ‌‌‍ ‌‍‌​‌‍‌‌​ ‌‌ ​​‌ ​‍‌‍‌‌‌ ​ ‌‍‌‌‌‍ ‍‌ ‌​‌‍​‌‌ ‌​‌‍‍‌‌‍ ‌‍ ‍​ ‍ ‌‍‍‌‌‍‌​​ ‌‌‍ ‍‌‍‍‍‌​‌ ‌‍ ‌ ‌‍‌​ ​‌‍​‌‌ ‍‌‌‍ ‌ ‌‌‌ ‌​​ ‍ ‌ ‌​‌ ‍‌‌ ​​‌‍‌‌​ ‌‌‍ ‍‌‍‍‍‌‍ ​‌‍​‌‌ ‍‌‌‍ ‌ ‌‌‌ ‌​​ ‍ ‌ ​​‌‍​‌‌ ‌​‌‍‍​​ ‌‌‍‍​‌‍‌‌‌‍​‌‌‍‌​‌‍‌‌‌ ​‍​‍ ‍‌ ​ ‌‍‌‌‌‍​‌‌ ​‍‌‍​ ‌‍‍​​‍ ‍‌‍​‍‌ ‌​‌‍ ‍​ ‌‍​‍‌‍​‌‌ ​ ‌‍‌‌‌‌‌‌‌ ​‍‌‍ ​​ ‌‌‍‍​‌ ‌​‌ ‌​‌ ​​​‍‌‌​ ​ ‌​​‌​‍‌‌​ ​‍‌​‌‍​‍‌‌​ ​‍‌​‌‍‌‍ ​‌‍ ‌‍​ ‌‍​‌‌‍ ​‌‍‍​‌‍ ‌ ​ ‌ ‌​​‍‌‌​ ​ ‌​​‌​ ​ ​ ​ ​ ​ ​ ​ ​‍‌‍‌‍‍‌‌‍‌​​ ‌‌‍ ‍‌‍‍‍‌​‌ ‌‍ ‌ ‌‍‌​ ​‌‍​‌‌ ‍‌‌‍ ‌ ‌‌‌ ‌​​‍‌‍‌ ‌​‌ ‍‌‌ ​​‌‍‌‌​ ‌‌‍ ‍‌‍‍‍‌‍ ​‌‍​‌‌ ‍‌‌‍ ‌ ‌‌‌ ‌​​‍‌‍‌ ​​‌‍​‌‌ ‌​‌‍‍​​ ‌‌‍‍​‌‍‌‌‌‍​‌‌‍‌​‌‍‌‌‌ ​‍​‍ ‍‌ ​ ‌‍‌‌‌‍​‌‌ ​‍‌‍​ ‌‍‍​​‍ ‍‌‍​‍‌ ‌​‌‍ ‍​‍‌‍‌ ​​‌‍‌‌‌ ​‍‌ ​ ‌ ​​‌‍‌‌‌‍​ ‌ ‌​‌‍‍‌‌ ‌‍‌‍‌‌​ ‌‌ ​​‌ ‌‌‌‍​‍‌‍ ​‌‍‍‌‌ ​ ‌‍‍​‌‍‌‌‌‍‌​​‍​‍‌ ‌
Get Started​​​​‌ ‍ ​‍​‍‌‍ ‌ ​‍‌‍‍‌‌‍‌ ‌‍‍‌‌‍ ‍​‍​‍​ ‍‍​‍​‍‌ ​ ‌‍​‌‌‍ ‍‌‍‍‌‌ ‌​‌ ‍‌​‍ ‍‌‍‍‌‌‍ ​‍​‍​‍ ​​‍​‍‌‍‍​‌ ​‍‌‍‌‌‌‍‌‍​‍​‍​ ‍‍​‍​‍‌‍‍​‌ ‌​‌ ‌​‌ ​​​ ‍‍​‍ ​‍ ‌‍ ​‌‍ ‌‍​ ‌‍​‌‌‍ ​‌‍‍​‌‍ ‌ ​ ‌ ‌​​ ‍‍​ ​ ​ ​ ​ ​ ​ ​ ​‍ ‌‍‍‌‌‍ ‍‌ ‌​‌‍‌‌‌‍ ‍‌ ‌​​‍ ‌‍‌‌‌‍‌​‌‍‍‌‌ ‌​​‍ ‌‍ ‌‌‍ ‌‍‌​‌‍‌‌​ ‌‌ ​​‌ ​‍‌‍‌‌‌ ​ ‌‍‌‌‌‍ ‍‌ ‌​‌‍​‌‌ ‌​‌‍‍‌‌‍ ‌‍ ‍​ ‍ ‌‍‍‌‌‍‌​​ ‌‌ ​ ‌‍‍‌‌ ‌​‌‍‌‌‌​‍​‌‍‌‌‌‍​‌‌‍‌​‌‍‌‌‌ ​‍​ ‍ ‌ ‌​‌ ‍‌‌ ​​‌‍‌‌​ ‌‌‍‍​‌‍‌‌‌‍​‌‌‍‌​‌‍‌‌‌ ​‍​ ‍ ‌ ​​‌‍​‌‌ ‌​‌‍‍​​ ‌‌‍‌ ‌‍‌‌‌ ‌​‌‌​ ‌ ‌​‌‍​‌‌ ​‍‌ ‌​‌‍‌‌‌‍‌​‌​ ‌‌‍‌‌‌‍ ‍‌ ‌‌​‍ ‍‌‍​‍‌ ‌​‌‍ ‍‌‌‌​‌‍‌‌‌ ‍​‌ ‌​​ ‌‍​‍‌‍​‌‌ ​ ‌‍‌‌‌‌‌‌‌ ​‍‌‍ ​​ ‌‌‍‍​‌ ‌​‌ ‌​‌ ​​​‍‌‌​ ​ ‌​​‌​‍‌‌​ ​‍‌​‌‍​‍‌‌​ ​‍‌​‌‍‌‍ ​‌‍ ‌‍​ ‌‍​‌‌‍ ​‌‍‍​‌‍ ‌ ​ ‌ ‌​​‍‌‌​ ​ ‌​​‌​ ​ ​ ​ ​ ​ ​ ​ ​‍‌‍‌‍‍‌‌‍‌​​ ‌‌ ​ ‌‍‍‌‌ ‌​‌‍‌‌‌​‍​‌‍‌‌‌‍​‌‌‍‌​‌‍‌‌‌ ​‍​‍‌‍‌ ‌​‌ ‍‌‌ ​​‌‍‌‌​ ‌‌‍‍​‌‍‌‌‌‍​‌‌‍‌​‌‍‌‌‌ ​‍​‍‌‍‌ ​​‌‍​‌‌ ‌​‌‍‍​​ ‌‌‍‌ ‌‍‌‌‌ ‌​‌‌​ ‌ ‌​‌‍​‌‌ ​‍‌ ‌​‌‍‌‌‌‍‌​‌​ ‌‌‍‌‌‌‍ ‍‌ ‌‌​‍ ‍‌‍​‍‌ ‌​‌‍ ‍‌‌‌​‌‍‌‌‌ ‍​‌ ‌​​‍‌‍‌ ​​‌‍‌‌‌ ​‍‌ ​ ‌ ​​‌‍‌‌‌‍​ ‌ ‌​‌‍‍‌‌ ‌‍‌‍‌‌​ ‌‌ ​​‌ ‌‌‌‍​‍‌‍ ​‌‍‍‌‌ ​ ‌‍‍​‌‍‌‌‌‍‌​​‍​‍‌ ‌
Programs​​​​‌ ‍ ​‍​‍‌‍ ‌ ​‍‌‍‍‌‌‍‌ ‌‍‍‌‌‍ ‍​‍​‍​ ‍‍​‍​‍‌ ​ ‌‍​‌‌‍ ‍‌‍‍‌‌ ‌​‌ ‍‌​‍ ‍‌‍‍‌‌‍ ​‍​‍​‍ ​​‍​‍‌‍‍​‌ ​‍‌‍‌‌‌‍‌‍​‍​‍​ ‍‍​‍​‍‌‍‍​‌ ‌​‌ ‌​‌ ​​​ ‍‍​‍ ​‍ ‌‍ ​‌‍ ‌‍​ ‌‍​‌‌‍ ​‌‍‍​‌‍ ‌ ​ ‌ ‌​​ ‍‍​ ​ ​ ​ ​ ​ ​ ​ ​‍ ‌‍‍‌‌‍ ‍‌ ‌​‌‍‌‌‌‍ ‍‌ ‌​​‍ ‌‍‌‌‌‍‌​‌‍‍‌‌ ‌​​‍ ‌‍ ‌‌‍ ‌‍‌​‌‍‌‌​ ‌‌ ​​‌ ​‍‌‍‌‌‌ ​ ‌‍‌‌‌‍ ‍‌ ‌​‌‍​‌‌ ‌​‌‍‍‌‌‍ ‌‍ ‍​ ‍ ‌‍‍‌‌‍‌​​ ‌‌ ​ ‌‍‍‌‌ ‌​‌‍‌‌‌​‍​‌‍‌‌‌‍​‌‌‍‌​‌‍‌‌‌ ​‍​ ‍ ‌ ‌​‌ ‍‌‌ ​​‌‍‌‌​ ‌‌‍‍​‌‍‌‌‌‍​‌‌‍‌​‌‍‌‌‌ ​‍​ ‍ ‌ ​​‌‍​‌‌ ‌​‌‍‍​​ ‌‌‍ ​‌‍‌‌‌‍‌‍‌ ‌​‌​ ‌‌‍‌‌‌‍ ‍‌ ‌‌‌ ​ ​‍‌‌​ ‌‌‌​​‍‌‌ ‌‍‍ ‌‍‌‌‌ ‍‌​‍‌‌​ ​ ‌​‌​​‍‌‌​ ​ ‌​‌​​‍‌‌​ ​‍​ ​‍​ ​ ‌‍‌​​ ‌​​ ​‌‌‍‌‌​ ‌​​ ​​​ ‌​‌‍‌‌‌‍‌​​ ​​​ ​​​‍‌‌​ ​‍​ ​‍​‍‌‌​ ‌‌‌​‌​​‍ ‍‌ ‌​‌‍‌‌‌ ‍​‌ ‌​​ ‌‍​‍‌‍​‌‌ ​ ‌‍‌‌‌‌‌‌‌ ​‍‌‍ ​​ ‌‌‍‍​‌ ‌​‌ ‌​‌ ​​​‍‌‌​ ​ ‌​​‌​‍‌‌​ ​‍‌​‌‍​‍‌‌​ ​‍‌​‌‍‌‍ ​‌‍ ‌‍​ ‌‍​‌‌‍ ​‌‍‍​‌‍ ‌ ​ ‌ ‌​​‍‌‌​ ​ ‌​​‌​ ​ ​ ​ ​ ​ ​ ​ ​‍‌‍‌‍‍‌‌‍‌​​ ‌‌ ​ ‌‍‍‌‌ ‌​‌‍‌‌‌​‍​‌‍‌‌‌‍​‌‌‍‌​‌‍‌‌‌ ​‍​‍‌‍‌ ‌​‌ ‍‌‌ ​​‌‍‌‌​ ‌‌‍‍​‌‍‌‌‌‍​‌‌‍‌​‌‍‌‌‌ ​‍​‍‌‍‌ ​​‌‍​‌‌ ‌​‌‍‍​​ ‌‌‍ ​‌‍‌‌‌‍‌‍‌ ‌​‌​ ‌‌‍‌‌‌‍ ‍‌ ‌‌‌ ​ ​‍‌‌​ ‌‌‌​​‍‌‌ ‌‍‍ ‌‍‌‌‌ ‍‌​‍‌‌​ ​ ‌​‌​​‍‌‌​ ​ ‌​‌​​‍‌‌​ ​‍​ ​‍​ ​ ‌‍‌​​ ‌​​ ​‌‌‍‌‌​ ‌​​ ​​​ ‌​‌‍‌‌‌‍‌​​ ​​​ ​​​‍‌‌​ ​‍​ ​‍​‍‌‌​ ‌‌‌​‌​​‍ ‍‌ ‌​‌‍‌‌‌ ‍​‌ ‌​​‍‌‍‌ ​​‌‍‌‌‌ ​‍‌ ​ ‌ ​​‌‍‌‌‌‍​ ‌ ‌​‌‍‍‌‌ ‌‍‌‍‌‌​ ‌‌ ​​‌ ‌‌‌‍​‍‌‍ ​‌‍‍‌‌ ​ ‌‍‍​‌‍‌‌‌‍‌​​‍​‍‌ ‌
Resources​​​​‌ ‍ ​‍​‍‌‍ ‌ ​‍‌‍‍‌‌‍‌ ‌‍‍‌‌‍ ‍​‍​‍​ ‍‍​‍​‍‌ ​ ‌‍​‌‌‍ ‍‌‍‍‌‌ ‌​‌ ‍‌​‍ ‍‌‍‍‌‌‍ ​‍​‍​‍ ​​‍​‍‌‍‍​‌ ​‍‌‍‌‌‌‍‌‍​‍​‍​ ‍‍​‍​‍‌‍‍​‌ ‌​‌ ‌​‌ ​​​ ‍‍​‍ ​‍ ‌‍ ​‌‍ ‌‍​ ‌‍​‌‌‍ ​‌‍‍​‌‍ ‌ ​ ‌ ‌​​ ‍‍​ ​ ​ ​ ​ ​ ​ ​ ​‍ ‌‍‍‌‌‍ ‍‌ ‌​‌‍‌‌‌‍ ‍‌ ‌​​‍ ‌‍‌‌‌‍‌​‌‍‍‌‌ ‌​​‍ ‌‍ ‌‌‍ ‌‍‌​‌‍‌‌​ ‌‌ ​​‌ ​‍‌‍‌‌‌ ​ ‌‍‌‌‌‍ ‍‌ ‌​‌‍​‌‌ ‌​‌‍‍‌‌‍ ‌‍ ‍​ ‍ ‌‍‍‌‌‍‌​​ ‌‌ ​ ‌‍‍‌‌ ‌​‌‍‌‌‌​‍​‌‍‌‌‌‍​‌‌‍‌​‌‍‌‌‌ ​‍​ ‍ ‌ ‌​‌ ‍‌‌ ​​‌‍‌‌​ ‌‌‍‍​‌‍‌‌‌‍​‌‌‍‌​‌‍‌‌‌ ​‍​ ‍ ‌ ​​‌‍​‌‌ ‌​‌‍‍​​ ‌‌‍ ​‌‍‌‌‌‍‌‍‌ ‌​‌​ ‌‌‍‌‌‌‍ ‍‌ ‌‌‌ ​ ​‍‌‌​ ‌‌‌​​‍‌‌ ‌‍‍ ‌‍‌‌‌ ‍‌​‍‌‌​ ​ ‌​‌​​‍‌‌​ ​ ‌​‌​​‍‌‌​ ​‍​ ​‍‌‍‌‍‌‍‌‍​ ‌​​ ‌‌‌‍‌‌​ ​ ‌‍‌‌‌‍​‌‌‍​ ​ ‍‌‌‍​ ​ ‍‌​‍‌‌​ ​‍​ ​‍​‍‌‌​ ‌‌‌​‌​​‍ ‍‌ ‌​‌‍‌‌‌ ‍​‌ ‌​​ ‌‍​‍‌‍​‌‌ ​ ‌‍‌‌‌‌‌‌‌ ​‍‌‍ ​​ ‌‌‍‍​‌ ‌​‌ ‌​‌ ​​​‍‌‌​ ​ ‌​​‌​‍‌‌​ ​‍‌​‌‍​‍‌‌​ ​‍‌​‌‍‌‍ ​‌‍ ‌‍​ ‌‍​‌‌‍ ​‌‍‍​‌‍ ‌ ​ ‌ ‌​​‍‌‌​ ​ ‌​​‌​ ​ ​ ​ ​ ​ ​ ​ ​‍‌‍‌‍‍‌‌‍‌​​ ‌‌ ​ ‌‍‍‌‌ ‌​‌‍‌‌‌​‍​‌‍‌‌‌‍​‌‌‍‌​‌‍‌‌‌ ​‍​‍‌‍‌ ‌​‌ ‍‌‌ ​​‌‍‌‌​ ‌‌‍‍​‌‍‌‌‌‍​‌‌‍‌​‌‍‌‌‌ ​‍​‍‌‍‌ ​​‌‍​‌‌ ‌​‌‍‍​​ ‌‌‍ ​‌‍‌‌‌‍‌‍‌ ‌​‌​ ‌‌‍‌‌‌‍ ‍‌ ‌‌‌ ​ ​‍‌‌​ ‌‌‌​​‍‌‌ ‌‍‍ ‌‍‌‌‌ ‍‌​‍‌‌​ ​ ‌​‌​​‍‌‌​ ​ ‌​‌​​‍‌‌​ ​‍​ ​‍‌‍‌‍‌‍‌‍​ ‌​​ ‌‌‌‍‌‌​ ​ ‌‍‌‌‌‍​‌‌‍​ ​ ‍‌‌‍​ ​ ‍‌​‍‌‌​ ​‍​ ​‍​‍‌‌​ ‌‌‌​‌​​‍ ‍‌ ‌​‌‍‌‌‌ ‍​‌ ‌​​‍‌‍‌ ​​‌‍‌‌‌ ​‍‌ ​ ‌ ​​‌‍‌‌‌‍​ ‌ ‌​‌‍‍‌‌ ‌‍‌‍‌‌​ ‌‌ ​​‌ ‌‌‌‍​‍‌‍ ​‌‍‍‌‌ ​ ‌‍‍​‌‍‌‌‌‍‌​​‍​‍‌ ‌
About​​​​‌ ‍ ​‍​‍‌‍ ‌ ​‍‌‍‍‌‌‍‌ ‌‍‍‌‌‍ ‍​‍​‍​ ‍‍​‍​‍‌ ​ ‌‍​‌‌‍ ‍‌‍‍‌‌ ‌​‌ ‍‌​‍ ‍‌‍‍‌‌‍ ​‍​‍​‍ ​​‍​‍‌‍‍​‌ ​‍‌‍‌‌‌‍‌‍​‍​‍​ ‍‍​‍​‍‌‍‍​‌ ‌​‌ ‌​‌ ​​​ ‍‍​‍ ​‍ ‌‍ ​‌‍ ‌‍​ ‌‍​‌‌‍ ​‌‍‍​‌‍ ‌ ​ ‌ ‌​​ ‍‍​ ​ ​ ​ ​ ​ ​ ​ ​‍ ‌‍‍‌‌‍ ‍‌ ‌​‌‍‌‌‌‍ ‍‌ ‌​​‍ ‌‍‌‌‌‍‌​‌‍‍‌‌ ‌​​‍ ‌‍ ‌‌‍ ‌‍‌​‌‍‌‌​ ‌‌ ​​‌ ​‍‌‍‌‌‌ ​ ‌‍‌‌‌‍ ‍‌ ‌​‌‍​‌‌ ‌​‌‍‍‌‌‍ ‌‍ ‍​ ‍ ‌‍‍‌‌‍‌​​ ‌‌ ​ ‌‍‍‌‌ ‌​‌‍‌‌‌​‍​‌‍‌‌‌‍​‌‌‍‌​‌‍‌‌‌ ​‍​ ‍ ‌ ‌​‌ ‍‌‌ ​​‌‍‌‌​ ‌‌‍‍​‌‍‌‌‌‍​‌‌‍‌​‌‍‌‌‌ ​‍​ ‍ ‌ ​​‌‍​‌‌ ‌​‌‍‍​​ ‌‌ ​‍‌‍‍‌‌‍‌ ‌‍‍​‌ ‌​‌​ ‌‌‍‌‌‌‍ ‍‌ ‌‌‌ ​ ​‍‌‌​ ‌‌‌​​‍‌‌ ‌‍‍ ‌‍‌‌‌ ‍‌​‍‌‌​ ​ ‌​‌​​‍‌‌​ ​ ‌​‌​​‍‌‌​ ​‍​ ​‍​ ​‌​ ‌​​ ​ ‌‍​ ​ ‌‍‌‍​ ​ ‌ ​ ‌ ‌‍​‌‌‍‌‍​ ‌‍‌‍‌​​‍‌‌​ ​‍​ ​‍​‍‌‌​ ‌‌‌​‌​​‍ ‍‌ ‌​‌‍‌‌‌ ‍​‌ ‌​​ ‌‍​‍‌‍​‌‌ ​ ‌‍‌‌‌‌‌‌‌ ​‍‌‍ ​​ ‌‌‍‍​‌ ‌​‌ ‌​‌ ​​​‍‌‌​ ​ ‌​​‌​‍‌‌​ ​‍‌​‌‍​‍‌‌​ ​‍‌​‌‍‌‍ ​‌‍ ‌‍​ ‌‍​‌‌‍ ​‌‍‍​‌‍ ‌ ​ ‌ ‌​​‍‌‌​ ​ ‌​​‌​ ​ ​ ​ ​ ​ ​ ​ ​‍‌‍‌‍‍‌‌‍‌​​ ‌‌ ​ ‌‍‍‌‌ ‌​‌‍‌‌‌​‍​‌‍‌‌‌‍​‌‌‍‌​‌‍‌‌‌ ​‍​‍‌‍‌ ‌​‌ ‍‌‌ ​​‌‍‌‌​ ‌‌‍‍​‌‍‌‌‌‍​‌‌‍‌​‌‍‌‌‌ ​‍​‍‌‍‌ ​​‌‍​‌‌ ‌​‌‍‍​​ ‌‌ ​‍‌‍‍‌‌‍‌ ‌‍‍​‌ ‌​‌​ ‌‌‍‌‌‌‍ ‍‌ ‌‌‌ ​ ​‍‌‌​ ‌‌‌​​‍‌‌ ‌‍‍ ‌‍‌‌‌ ‍‌​‍‌‌​ ​ ‌​‌​​‍‌‌​ ​ ‌​‌​​‍‌‌​ ​‍​ ​‍​ ​‌​ ‌​​ ​ ‌‍​ ​ ‌‍‌‍​ ​ ‌ ​ ‌ ‌‍​‌‌‍‌‍​ ‌‍‌‍‌​​‍‌‌​ ​‍​ ​‍​‍‌‌​ ‌‌‌​‌​​‍ ‍‌ ‌​‌‍‌‌‌ ‍​‌ ‌​​‍‌‍‌ ​​‌‍‌‌‌ ​‍‌ ​ ‌ ​​‌‍‌‌‌‍​ ‌ ‌​‌‍‍‌‌ ‌‍‌‍‌‌​ ‌‌ ​​‌ ‌‌‌‍​‍‌‍ ​‌‍‍‌‌ ​ ‌‍‍​‌‍‌‌‌‍‌​​‍​‍‌ ‌
Calendar​​​​‌ ‍ ​‍​‍‌‍ ‌ ​‍‌‍‍‌‌‍‌ ‌‍‍‌‌‍ ‍​‍​‍​ ‍‍​‍​‍‌ ​ ‌‍​‌‌‍ ‍‌‍‍‌‌ ‌​‌ ‍‌​‍ ‍‌‍‍‌‌‍ ​‍​‍​‍ ​​‍​‍‌‍‍​‌ ​‍‌‍‌‌‌‍‌‍​‍​‍​ ‍‍​‍​‍‌‍‍​‌ ‌​‌ ‌​‌ ​​​ ‍‍​‍ ​‍ ‌‍ ​‌‍ ‌‍​ ‌‍​‌‌‍ ​‌‍‍​‌‍ ‌ ​ ‌ ‌​​ ‍‍​ ​ ​ ​ ​ ​ ​ ​ ​‍ ‌‍‍‌‌‍ ‍‌ ‌​‌‍‌‌‌‍ ‍‌ ‌​​‍ ‌‍‌‌‌‍‌​‌‍‍‌‌ ‌​​‍ ‌‍ ‌‌‍ ‌‍‌​‌‍‌‌​ ‌‌ ​​‌ ​‍‌‍‌‌‌ ​ ‌‍‌‌‌‍ ‍‌ ‌​‌‍​‌‌ ‌​‌‍‍‌‌‍ ‌‍ ‍​ ‍ ‌‍‍‌‌‍‌​​ ‌‌ ​ ‌‍‍‌‌ ‌​‌‍‌‌‌​‍​‌‍‌‌‌‍​‌‌‍‌​‌‍‌‌‌ ​‍​ ‍ ‌ ‌​‌ ‍‌‌ ​​‌‍‌‌​ ‌‌‍‍​‌‍‌‌‌‍​‌‌‍‌​‌‍‌‌‌ ​‍​ ‍ ‌ ​​‌‍​‌‌ ‌​‌‍‍​​ ‌‌ ​‍‌‍‍‌‌‍‌ ‌‍‍​‌ ‌​‌​ ‌‌‍‌‌‌‍ ‍‌ ‌‌‌ ​ ​‍‌‌​ ‌‌‌​​‍‌‌ ‌‍‍ ‌‍‌‌‌ ‍‌​‍‌‌​ ​ ‌​‌​​‍‌‌​ ​ ‌​‌​​‍‌‌​ ​‍​ ​‍​ ‍​​ ​‌​ ​‍​ ‌ ​ ​​​ ​‍​ ​‍‌‍‌‍​ ‌​​ ‍​​ ​‍​ ​​​‍‌‌​ ​‍​ ​‍​‍‌‌​ ‌‌‌​‌​​‍ ‍‌ ‌​‌‍‌‌‌ ‍​‌ ‌​​ ‌‍​‍‌‍​‌‌ ​ ‌‍‌‌‌‌‌‌‌ ​‍‌‍ ​​ ‌‌‍‍​‌ ‌​‌ ‌​‌ ​​​‍‌‌​ ​ ‌​​‌​‍‌‌​ ​‍‌​‌‍​‍‌‌​ ​‍‌​‌‍‌‍ ​‌‍ ‌‍​ ‌‍​‌‌‍ ​‌‍‍​‌‍ ‌ ​ ‌ ‌​​‍‌‌​ ​ ‌​​‌​ ​ ​ ​ ​ ​ ​ ​ ​‍‌‍‌‍‍‌‌‍‌​​ ‌‌ ​ ‌‍‍‌‌ ‌​‌‍‌‌‌​‍​‌‍‌‌‌‍​‌‌‍‌​‌‍‌‌‌ ​‍​‍‌‍‌ ‌​‌ ‍‌‌ ​​‌‍‌‌​ ‌‌‍‍​‌‍‌‌‌‍​‌‌‍‌​‌‍‌‌‌ ​‍​‍‌‍‌ ​​‌‍​‌‌ ‌​‌‍‍​​ ‌‌ ​‍‌‍‍‌‌‍‌ ‌‍‍​‌ ‌​‌​ ‌‌‍‌‌‌‍ ‍‌ ‌‌‌ ​ ​‍‌‌​ ‌‌‌​​‍‌‌ ‌‍‍ ‌‍‌‌‌ ‍‌​‍‌‌​ ​ ‌​‌​​‍‌‌​ ​ ‌​‌​​‍‌‌​ ​‍​ ​‍​ ‍​​ ​‌​ ​‍​ ‌ ​ ​​​ ​‍​ ​‍‌‍‌‍​ ‌​​ ‍​​ ​‍​ ​​​‍‌‌​ ​‍​ ​‍​‍‌‌​ ‌‌‌​‌​​‍ ‍‌ ‌​‌‍‌‌‌ ‍​‌ ‌​​‍‌‍‌ ​​‌‍‌‌‌ ​‍‌ ​ ‌ ​​‌‍‌‌‌‍​ ‌ ‌​‌‍‍‌‌ ‌‍‌‍‌‌​ ‌‌ ​​‌ ‌‌‌‍​‍‌‍ ​‌‍‍‌‌ ​ ‌‍‍​‌‍‌‌‌‍‌​​‍​‍‌ ‌
Support​​​​‌ ‍ ​‍​‍‌‍ ‌ ​‍‌‍‍‌‌‍‌ ‌‍‍‌‌‍ ‍​‍​‍​ ‍‍​‍​‍‌ ​ ‌‍​‌‌‍ ‍‌‍‍‌‌ ‌​‌ ‍‌​‍ ‍‌‍‍‌‌‍ ​‍​‍​‍ ​​‍​‍‌‍‍​‌ ​‍‌‍‌‌‌‍‌‍​‍​‍​ ‍‍​‍​‍‌‍‍​‌ ‌​‌ ‌​‌ ​​​ ‍‍​‍ ​‍ ‌‍ ​‌‍ ‌‍​ ‌‍​‌‌‍ ​‌‍‍​‌‍ ‌ ​ ‌ ‌​​ ‍‍​ ​ ​ ​ ​ ​ ​ ​ ​‍ ‌‍‍‌‌‍ ‍‌ ‌​‌‍‌‌‌‍ ‍‌ ‌​​‍ ‌‍‌‌‌‍‌​‌‍‍‌‌ ‌​​‍ ‌‍ ‌‌‍ ‌‍‌​‌‍‌‌​ ‌‌ ​​‌ ​‍‌‍‌‌‌ ​ ‌‍‌‌‌‍ ‍‌ ‌​‌‍​‌‌ ‌​‌‍‍‌‌‍ ‌‍ ‍​ ‍ ‌‍‍‌‌‍‌​​ ‌‌ ​ ‌‍‍‌‌ ‌​‌‍‌‌‌​‍​‌‍‌‌‌‍​‌‌‍‌​‌‍‌‌‌ ​‍​ ‍ ‌ ‌​‌ ‍‌‌ ​​‌‍‌‌​ ‌‌‍‍​‌‍‌‌‌‍​‌‌‍‌​‌‍‌‌‌ ​‍​ ‍ ‌ ​​‌‍​‌‌ ‌​‌‍‍​​ ‌‌ ​‍‌‍‍‌‌‍‌ ‌‍‍​‌ ‌​‌​ ‌‌‍‌‌‌‍ ‍‌ ‌‌‌ ​ ​‍‌‌​ ‌‌‌​​‍‌‌ ‌‍‍ ‌‍‌‌‌ ‍‌​‍‌‌​ ​ ‌​‌​​‍‌‌​ ​ ‌​‌​​‍‌‌​ ​‍​ ​‍​ ‍​​ ​‍​ ‌ ‌‍‌‌​ ​‌‌‍​‍‌‍‌​​ ‍‌​ ‌​‌‍​ ​ ‌ ​ ‌ ​‍‌‌​ ​‍​ ​‍​‍‌‌​ ‌‌‌​‌​​‍ ‍‌ ‌​‌‍‌‌‌ ‍​‌ ‌​​ ‌‍​‍‌‍​‌‌ ​ ‌‍‌‌‌‌‌‌‌ ​‍‌‍ ​​ ‌‌‍‍​‌ ‌​‌ ‌​‌ ​​​‍‌‌​ ​ ‌​​‌​‍‌‌​ ​‍‌​‌‍​‍‌‌​ ​‍‌​‌‍‌‍ ​‌‍ ‌‍​ ‌‍​‌‌‍ ​‌‍‍​‌‍ ‌ ​ ‌ ‌​​‍‌‌​ ​ ‌​​‌​ ​ ​ ​ ​ ​ ​ ​ ​‍‌‍‌‍‍‌‌‍‌​​ ‌‌ ​ ‌‍‍‌‌ ‌​‌‍‌‌‌​‍​‌‍‌‌‌‍​‌‌‍‌​‌‍‌‌‌ ​‍​‍‌‍‌ ‌​‌ ‍‌‌ ​​‌‍‌‌​ ‌‌‍‍​‌‍‌‌‌‍​‌‌‍‌​‌‍‌‌‌ ​‍​‍‌‍‌ ​​‌‍​‌‌ ‌​‌‍‍​​ ‌‌ ​‍‌‍‍‌‌‍‌ ‌‍‍​‌ ‌​‌​ ‌‌‍‌‌‌‍ ‍‌ ‌‌‌ ​ ​‍‌‌​ ‌‌‌​​‍‌‌ ‌‍‍ ‌‍‌‌‌ ‍‌​‍‌‌​ ​ ‌​‌​​‍‌‌​ ​ ‌​‌​​‍‌‌​ ​‍​ ​‍​ ‍​​ ​‍​ ‌ ‌‍‌‌​ ​‌‌‍​‍‌‍‌​​ ‍‌​ ‌​‌‍​ ​ ‌ ​ ‌ ​‍‌‌​ ​‍​ ​‍​‍‌‌​ ‌‌‌​‌​​‍ ‍‌ ‌​‌‍‌‌‌ ‍​‌ ‌​​‍‌‍‌ ​​‌‍‌‌‌ ​‍‌ ​ ‌ ​​‌‍‌‌‌‍​ ‌ ‌​‌‍‍‌‌ ‌‍‌‍‌‌​ ‌‌ ​​‌ ‌‌‌‍​‍‌‍ ​‌‍‍‌‌ ​ ‌‍‍​‌‍‌‌‌‍‌​​‍​‍‌ ‌
Open search modal
Open menu
CalendarWebinar
Becoming the Energy Expert: Partnership for New Jersey Construction Incentives
This session is for General Contractors, MEP engineers, and design-build teams to understand how to utilize ​​​​‌ ‍ ​‍​‍‌‍ ‌ ​‍‌‍‍‌‌‍‌ ‌‍‍‌‌‍ ‍​‍​‍​ ‍‍​‍​‍‌ ​ ‌‍​‌‌‍ ‍‌‍‍‌‌ ‌​‌ ‍‌​‍ ‍‌‍‍‌‌‍ ​‍​‍​‍ ​​‍​‍‌‍‍​‌ ​‍‌‍‌‌‌‍‌‍​‍​‍​ ‍‍​‍​‍‌‍‍​‌ ‌​‌ ‌​‌ ​​​ ‍‍​‍ ​‍ ‌‍ ​‌‍ ‌‍​ ‌‍​‌‌‍ ​‌‍‍​‌‍ ‌ ​ ‌ ‌​​ ‍‍​ ​ ​ ​ ​ ​ ​ ​ ​‍ ‌‍‍‌‌‍ ‍‌ ‌​‌‍‌‌‌‍ ‍‌ ‌​​‍ ‌‍‌‌‌‍‌​‌‍‍‌‌ ‌​​‍ ‌‍ ‌‌‍ ‌‍‌​‌‍‌‌​ ‌‌ ​​‌ ​‍‌‍‌‌‌ ​ ‌‍‌‌‌‍ ‍‌ ‌​‌‍​‌‌ ‌​‌‍‍‌‌‍ ‌‍ ‍​ ‍ ‌‍‍‌‌‍‌​​ ‌‌‍‌‍​ ‌‌​ ‍‌​ ​‌​ ​‍‌‍‌‌‌‍​‌​ ‌‌​‍ ‌​ ‌ ​ ‌​‌‍​‌‌‍​‌​‍ ‌​ ‌​​ ​​‌‍​ ‌‍‌​​‍ ‌‌‍​‍‌‍‌‍​ ‍​‌‍​ ​‍ ‌‌‍​ ‌‍‌‌‌‍​ ‌‍‌‌‌‍‌‌​ ​​​ ​‌​ ​‌​ ‌​​ ​‌​ ‍‌‌‍‌​​ ‍ ‌ ‌​‌ ‍‌‌ ​​‌‍‌‌​ ‌‌‍‌‌‌ ‌‍‌‍‌‌‌‍ ‍‌ ‌​​ ‍ ‌ ​​‌‍​‌‌ ‌​‌‍‍​​ ‌‌‍‍​‌‍‌‌‌ ​‍‌‍ ​‍ ‍‌‍​ ‌‍ ‌‍ ‍‌ ‌​‌‍‌‌‌‍ ‍‌ ‌​​‍‌‌​ ‌‌‌​​‍‌‌ ‌‍‍ ‌‍‌‌‌ ‍‌​‍‌‌​ ​ ‌​‌​​‍‌‌​ ​ ‌​‌​​‍‌‌​ ​‍​ ​‍‌‍​‍​ ‍​​ ‌‌‌‍‌‍‌‍​‌‌‍‌‌‌‍​ ​ ​‍​ ‌​​ ​​​ ‌ ​ ​‌​‍‌‌​ ​‍​ ​‍​‍‌‌​ ‌‌‌​‌​​‍ ‍‌‍​ ‌‍‍​‌‍‍‌‌‍ ​‌‍‌​‌ ​‍‌‍‌‌‌‍ ‍​‍‌‌​ ‌‌‌​​‍‌‌ ‌‍‍ ‌‍‌‌‌ ‍‌​‍‌‌​ ​ ‌​‌​​‍‌‌​ ​ ‌​‌​​‍‌‌​ ​‍​ ​‍‌‍‌‍‌‍‌‍​ ‌‌​ ​ ‌‍‌‌‌‍‌‌‌‍‌‌​ ‌‌​ ​ ​ ‌​​ ​ ‌‍‌‌​‍‌‌​ ​‍​ ​‍​‍‌‌​ ‌‌‌​‌​​‍ ‍‌ ‌​‌‍‌‌‌ ‍​‌ ‌​​ ‌‍​‍‌‍​‌‌ ​ ‌‍‌‌‌‌‌‌‌ ​‍‌‍ ​​ ‌‌‍‍​‌ ‌​‌ ‌​‌ ​​​‍‌‌​ ​ ‌​​‌​‍‌‌​ ​‍‌​‌‍​‍‌‌​ ​‍‌​‌‍‌‍ ​‌‍ ‌‍​ ‌‍​‌‌‍ ​‌‍‍​‌‍ ‌ ​ ‌ ‌​​‍‌‌​ ​ ‌​​‌​ ​ ​ ​ ​ ​ ​ ​ ​‍‌‍‌‍‍‌‌‍‌​​ ‌‌‍‌‍​ ‌‌​ ‍‌​ ​‌​ ​‍‌‍‌‌‌‍​‌​ ‌‌​‍ ‌​ ‌ ​ ‌​‌‍​‌‌‍​‌​‍ ‌​ ‌​​ ​​‌‍​ ‌‍‌​​‍ ‌‌‍​‍‌‍‌‍​ ‍​‌‍​ ​‍ ‌‌‍​ ‌‍‌‌‌‍​ ‌‍‌‌‌‍‌‌​ ​​​ ​‌​ ​‌​ ‌​​ ​‌​ ‍‌‌‍‌​​‍‌‍‌ ‌​‌ ‍‌‌ ​​‌‍‌‌​ ‌‌‍‌‌‌ ‌‍‌‍‌‌‌‍ ‍‌ ‌​​‍‌‍‌ ​​‌‍​‌‌ ‌​‌‍‍​​ ‌‌‍‍​‌‍‌‌‌ ​‍‌‍ ​‍ ‍‌‍​ ‌‍ ‌‍ ‍‌ ‌​‌‍‌‌‌‍ ‍‌ ‌​​‍‌‌​ ‌‌‌​​‍‌‌ ‌‍‍ ‌‍‌‌‌ ‍‌​‍‌‌​ ​ ‌​‌​​‍‌‌​ ​ ‌​‌​​‍‌‌​ ​‍​ ​‍‌‍​‍​ ‍​​ ‌‌‌‍‌‍‌‍​‌‌‍‌‌‌‍​ ​ ​‍​ ‌​​ ​​​ ‌ ​ ​‌​‍‌‌​ ​‍​ ​‍​‍‌‌​ ‌‌‌​‌​​‍ ‍‌‍​ ‌‍‍​‌‍‍‌‌‍ ​‌‍‌​‌ ​‍‌‍‌‌‌‍ ‍​‍‌‌​ ‌‌‌​​‍‌‌ ‌‍‍ ‌‍‌‌‌ ‍‌​‍‌‌​ ​ ‌​‌​​‍‌‌​ ​ ‌​‌​​‍‌‌​ ​‍​ ​‍‌‍‌‍‌‍‌‍​ ‌‌​ ​ ‌‍‌‌‌‍‌‌‌‍‌‌​ ‌‌​ ​ ​ ‌​​ ​ ‌‍‌‌​‍‌‌​ ​‍​ ​‍​‍‌‌​ ‌‌‌​‌​​‍ ‍‌ ‌​‌‍‌‌‌ ‍​‌ ‌​​‍‌‍‌ ​​‌‍‌‌‌ ​‍‌ ​ ‌ ​​‌‍‌‌‌‍​ ‌ ‌​‌‍‍‌‌ ‌‍‌‍‌‌​ ‌‌ ​​‌ ‌‌‌‍​‍‌‍ ​‌‍‍‌‌ ​ ‌‍‍​‌‍‌‌‌‍‌​​‍​‍‌ ‌ New Construction Program incentives.​​​​‌ ‍ ​‍​‍‌‍ ‌ ​‍‌‍‍‌‌‍‌ ‌‍‍‌‌‍ ‍​‍​‍​ ‍‍​‍​‍‌ ​ ‌‍​‌‌‍ ‍‌‍‍‌‌ ‌​‌ ‍‌​‍ ‍‌‍‍‌‌‍ ​‍​‍​‍ ​​‍​‍‌‍‍​‌ ​‍‌‍‌‌‌‍‌‍​‍​‍​ ‍‍​‍​‍‌‍‍​‌ ‌​‌ ‌​‌ ​​​ ‍‍​‍ ​‍ ‌‍ ​‌‍ ‌‍​ ‌‍​‌‌‍ ​‌‍‍​‌‍ ‌ ​ ‌ ‌​​ ‍‍​ ​ ​ ​ ​ ​ ​ ​ ​‍ ‌‍‍‌‌‍ ‍‌ ‌​‌‍‌‌‌‍ ‍‌ ‌​​‍ ‌‍‌‌‌‍‌​‌‍‍‌‌ ‌​​‍ ‌‍ ‌‌‍ ‌‍‌​‌‍‌‌​ ‌‌ ​​‌ ​‍‌‍‌‌‌ ​ ‌‍‌‌‌‍ ‍‌ ‌​‌‍​‌‌ ‌​‌‍‍‌‌‍ ‌‍ ‍​ ‍ ‌‍‍‌‌‍‌​​ ‌‌‍‌‍​ ‌‌​ ‍‌​ ​‌​ ​‍‌‍‌‌‌‍​‌​ ‌‌​‍ ‌​ ‌ ​ ‌​‌‍​‌‌‍​‌​‍ ‌​ ‌​​ ​​‌‍​ ‌‍‌​​‍ ‌‌‍​‍‌‍‌‍​ ‍​‌‍​ ​‍ ‌‌‍​ ‌‍‌‌‌‍​ ‌‍‌‌‌‍‌‌​ ​​​ ​‌​ ​‌​ ‌​​ ​‌​ ‍‌‌‍‌​​ ‍ ‌ ‌​‌ ‍‌‌ ​​‌‍‌‌​ ‌‌‍‌‌‌ ‌‍‌‍‌‌‌‍ ‍‌ ‌​​ ‍ ‌ ​​‌‍​‌‌ ‌​‌‍‍​​ ‌‌‍‍​‌‍‌‌‌ ​‍‌‍ ​‍ ‍‌‍​ ‌‍ ‌‍ ‍‌ ‌​‌‍‌‌‌‍ ‍‌ ‌​​‍‌‌​ ‌‌‌​​‍‌‌ ‌‍‍ ‌‍‌‌‌ ‍‌​‍‌‌​ ​ ‌​‌​​‍‌‌​ ​ ‌​‌​​‍‌‌​ ​‍​ ​‍‌‍​‍​ ‍​​ ‌‌‌‍‌‍‌‍​‌‌‍‌‌‌‍​ ​ ​‍​ ‌​​ ​​​ ‌ ​ ​‌​‍‌‌​ ​‍​ ​‍​‍‌‌​ ‌‌‌​‌​​‍ ‍‌‍​ ‌‍‍​‌‍‍‌‌‍ ​‌‍‌​‌ ​‍‌‍‌‌‌‍ ‍​‍‌‌​ ‌‌‌​​‍‌‌ ‌‍‍ ‌‍‌‌‌ ‍‌​‍‌‌​ ​ ‌​‌​​‍‌‌​ ​ ‌​‌​​‍‌‌​ ​‍​ ​‍‌‍​ ​ ‌ ​ ‍​​ ​‍​ ‌‌‌‍‌‍‌‍​‌‌‍‌‍​ ‌‍‌‍‌​​ ​​​ ‍‌​‍‌‌​ ​‍​ ​‍​‍‌‌​ ‌‌‌​‌​​‍ ‍‌ ‌​‌‍‌‌‌ ‍​‌ ‌​​ ‌‍​‍‌‍​‌‌ ​ ‌‍‌‌‌‌‌‌‌ ​‍‌‍ ​​ ‌‌‍‍​‌ ‌​‌ ‌​‌ ​​​‍‌‌​ ​ ‌​​‌​‍‌‌​ ​‍‌​‌‍​‍‌‌​ ​‍‌​‌‍‌‍ ​‌‍ ‌‍​ ‌‍​‌‌‍ ​‌‍‍​‌‍ ‌ ​ ‌ ‌​​‍‌‌​ ​ ‌​​‌​ ​ ​ ​ ​ ​ ​ ​ ​‍‌‍‌‍‍‌‌‍‌​​ ‌‌‍‌‍​ ‌‌​ ‍‌​ ​‌​ ​‍‌‍‌‌‌‍​‌​ ‌‌​‍ ‌​ ‌ ​ ‌​‌‍​‌‌‍​‌​‍ ‌​ ‌​​ ​​‌‍​ ‌‍‌​​‍ ‌‌‍​‍‌‍‌‍​ ‍​‌‍​ ​‍ ‌‌‍​ ‌‍‌‌‌‍​ ‌‍‌‌‌‍‌‌​ ​​​ ​‌​ ​‌​ ‌​​ ​‌​ ‍‌‌‍‌​​‍‌‍‌ ‌​‌ ‍‌‌ ​​‌‍‌‌​ ‌‌‍‌‌‌ ‌‍‌‍‌‌‌‍ ‍‌ ‌​​‍‌‍‌ ​​‌‍​‌‌ ‌​‌‍‍​​ ‌‌‍‍​‌‍‌‌‌ ​‍‌‍ ​‍ ‍‌‍​ ‌‍ ‌‍ ‍‌ ‌​‌‍‌‌‌‍ ‍‌ ‌​​‍‌‌​ ‌‌‌​​‍‌‌ ‌‍‍ ‌‍‌‌‌ ‍‌​‍‌‌​ ​ ‌​‌​​‍‌‌​ ​ ‌​‌​​‍‌‌​ ​‍​ ​‍‌‍​‍​ ‍​​ ‌‌‌‍‌‍‌‍​‌‌‍‌‌‌‍​ ​ ​‍​ ‌​​ ​​​ ‌ ​ ​‌​‍‌‌​ ​‍​ ​‍​‍‌‌​ ‌‌‌​‌​​‍ ‍‌‍​ ‌‍‍​‌‍‍‌‌‍ ​‌‍‌​‌ ​‍‌‍‌‌‌‍ ‍​‍‌‌​ ‌‌‌​​‍‌‌ ‌‍‍ ‌‍‌‌‌ ‍‌​‍‌‌​ ​ ‌​‌​​‍‌‌​ ​ ‌​‌​​‍‌‌​ ​‍​ ​‍‌‍​ ​ ‌ ​ ‍​​ ​‍​ ‌‌‌‍‌‍‌‍​‌‌‍‌‍​ ‌‍‌‍‌​​ ​​​ ‍‌​‍‌‌​ ​‍​ ​‍​‍‌‌​ ‌‌‌​‌​​‍ ‍‌ ‌​‌‍‌‌‌ ‍​‌ ‌​​‍‌‍‌ ​​‌‍‌‌‌ ​‍‌ ​ ‌ ​​‌‍‌‌‌‍​ ‌ ‌​‌‍‍‌‌ ‌‍‌‍‌‌​ ‌‌ ​​‌ ‌‌‌‍​‍‌‍ ​‌‍‍‌‌ ​ ‌‍‍​‌‍‌‌‌‍‌​​‍​‍‌ ‌